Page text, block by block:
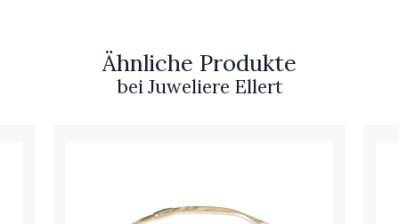
Ähnliche Produkte
bei Juweliere Ellert